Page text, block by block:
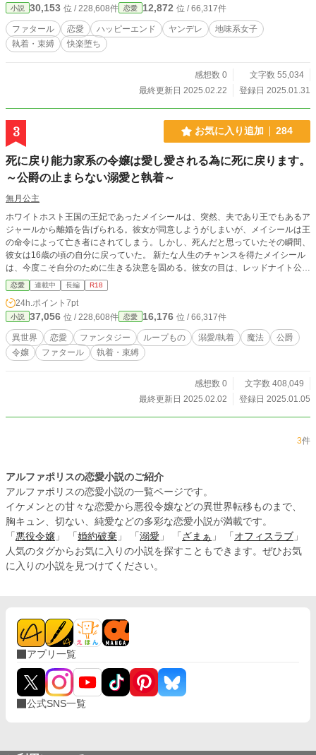
小説 30,153 位 / 228,608件 恋愛 12,872 位 / 66,317件
ファタール 恋愛 ハッピーエンド ヤンデレ
地味系女子
執着・束縛
快楽堕ち
感想数 0
文字数 55,034
最終更新日 2025.02.22
登録日 2025.01.31
3 お気に入り追加 284
死に戻り能力家系の令嬢は愛し愛される為に死に戻ります。
～公爵の止まらない溺愛と執着～
無月公主
ホワイトホスト王国の王妃であったメイシールは、突然、夫であり王でもあるア
ジャールから離婚を告げられる。彼女が同意しようがしまいが、メイシールは王
の命令によって亡き者にされてしまう。しかし、死んだと思っていたその瞬間、
彼女は16歳の頃の自分に戻っていた。 新たな人生のチャンスを得たメイシール
は、今度こそ自分のために生きる決意を固める。彼女の目は、レッドナイト公爵
家の次期当主であるユリドレに向けられる。冷たく人を寄せ付けないどす黒いオ
ーラを纏ったユリドレとの結婚を取り付けるため、メイシールは驚くべき作戦に
出る。 彼女は自らの運命を切り開き、再び幸せを手に入れることができるのだ
ろうか？
恋愛 連載中 長編 R18
24h.ポイント 7pt
小説 37,056 位 / 228,608件 恋愛 16,176 位 / 66,317件
異世界 恋愛 ファンタジー ループもの 溺愛/執着 魔法
公爵
令嬢
ファタール 執着・束縛
感想数 0
文字数 408,049
最終更新日 2025.02.02
登録日 2025.01.05
3件
アルファポリスの恋愛小説のご紹介
アルファポリスの恋愛小説の一覧ページです。
イケメンとの甘々な恋愛から悪役令嬢などの異世界転移ものまで、
胸キュン、切ない、純愛などの多彩な恋愛小説が満載です。
「 悪役令嬢 」 「 婚約破棄 」 「 溺愛 」 「 ざまぁ 」 「 オフィスラブ 」
人気のタグからお気に入りの小説を探すこともできます。ぜひお気
に入りの小説を見つけてください。
アプリ一覧
公式SNS一覧